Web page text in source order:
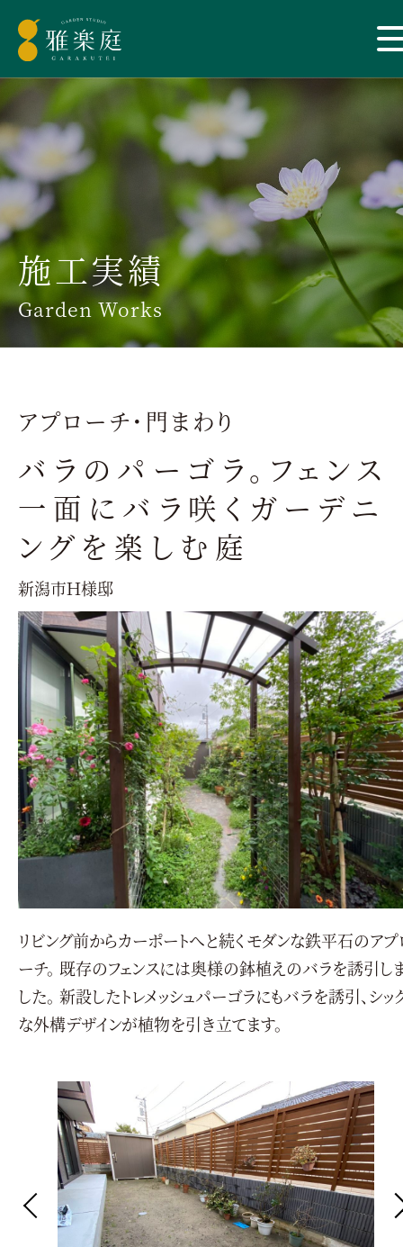
施工実績
Garden Works
アプローチ・門まわり
バラのパーゴラ。フェンス
一面にバラ咲くガーデニ
ングを楽しむ庭
新潟市Ｈ様邸
リビング前からカーポートへと続くモダンな鉄平石のアプ
ーチ。 既存のフェンスには奥様の鉢植えのバラを誘引し
した。 新設したトレメッシュパーゴラにもバラを誘引、シッ
な外構デザインが植物を引き立てます。